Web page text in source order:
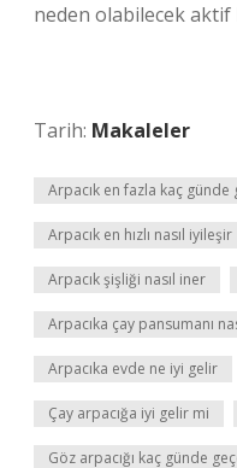
neden olabilecek
Tarih: Makaleler
Arpacık en fazla kaç günde
Arpacık en hızlı nasıl iyileşir
Arpacık şişliği nasıl iner
Arpacıka çay pansumanı
Arpacıka evde ne iyi gelir
Çay arpacığa iyi gelir mi
Göz arpacığı kaç günde